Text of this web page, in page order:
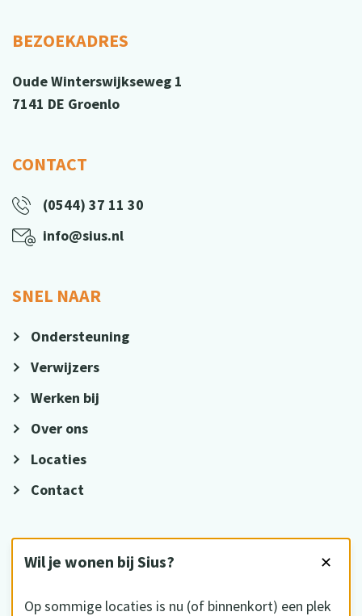
Wil je wonen bij Sius? ✕
Op sommige locaties is nu (of binnenkort) een plek
BEZOEKADRES
Oude Winterswijkseweg 1
7141 DE Groenlo
CONTACT
(0544) 37 11 30
info@sius.nl
SNEL NAAR
Ondersteuning
Verwijzers
Werken bij
Over ons
Locaties
Contact